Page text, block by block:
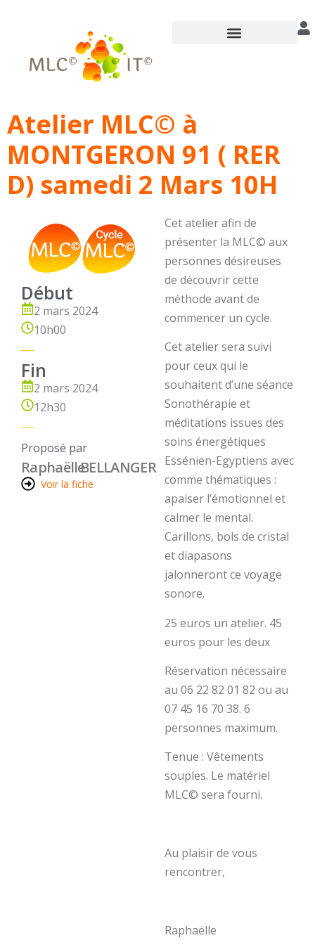
Atelier MLC© à
MONTGERON 91 ( RER
D) samedi 2 Mars 10H
Début
2 mars 2024
10h00
Fin
2 mars 2024
12h30
Proposé par
RaphaëlleBELLANGER
Voir la fiche
Cet atelier afin de
présenter la MLC© aux
personnes désireuses
de découvrir cette
méthode avant de
commencer un cycle.
Cet atelier sera suivi
pour ceux qui le
souhaitent d’une séance
Sonothérapie et
méditations issues des
soins énergétiques
Essénien-Egyptiens avec
comme thématiques :
apaiser l’émotionnel et
calmer le mental.
Carillons, bols de cristal
et diapasons
jalonneront ce voyage
sonore.
25 euros un atelier. 45
euros pour les deux
Réservation nécessaire
au 06 22 82 01 82 ou au
07 45 16 70 38. 6
personnes maximum.
Tenue : Vêtements
souples. Le matériel
MLC© sera fourni.
Au plaisir de vous
rencontrer,
Raphaëlle